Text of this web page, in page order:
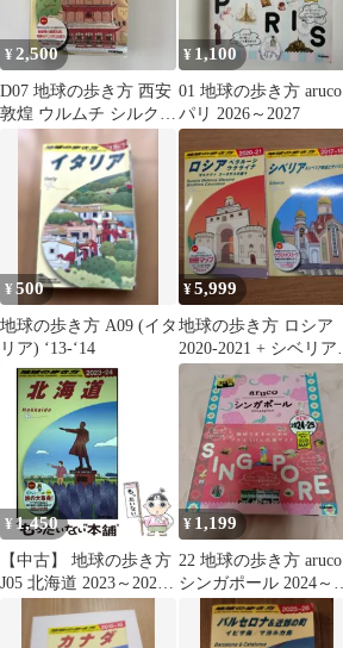
¥2,500
D07 地球の歩き方 西安
敦煌 ウルムチ シルクロ
ードと中国西北部
¥ 1,100
01 地球の歩き方 aruco
パリ 2026～2027
¥500
地球の歩き方 A09 (イタ
リア) ‘13-‘14
¥5,999
地球の歩き方 ロシア
2020-2021 + シベリア
2017-2018 2冊
¥ 1,450
【中古】 地球の歩き方
J05 北海道 2023～2024
年版 / 地球の歩き方編
集室 / 地球の歩き方
¥ 1,199
22 地球の歩き方 aruco
シンガポール 2024～